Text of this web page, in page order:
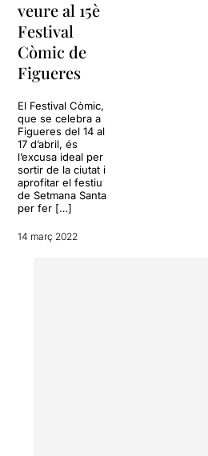
veure al 15è
Festival
Còmic de
Figueres
El Festival Còmic,
que se celebra a
Figueres del 14 al
17 d’abril, és
l’excusa ideal per
sortir de la ciutat i
aprofitar el festiu
de Setmana Santa
per fer […]
14 març 2022